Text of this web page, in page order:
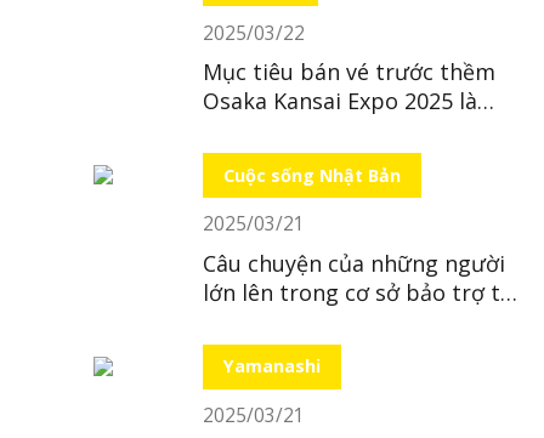
2025/03/22
Mục tiêu bán vé trước thềm
Osaka Kansai Expo 2025 là
Cuộc sống Nhật Bản
2025/03/21
Câu chuyện của những người
lớn lên trong cơ sở bảo trợ tại
Yamanashi
2025/03/21